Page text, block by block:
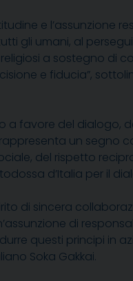
e l’assunzione
gli umani, al
a sostegno di
e fiducia”,
a favore del dialogo,
un segno
del rispetto
d’Italia per il
di sincera
di
questi principi in
Soka Gakkai.